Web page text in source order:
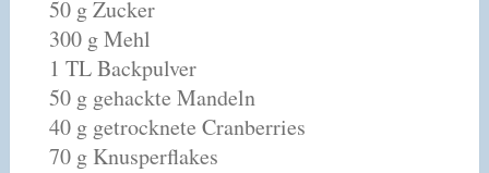
50 g Zucker
300 g Mehl
1 TL Backpulver
50 g gehackte Mandeln
40 g getrocknete Cranberries
70 g Knusperflakes